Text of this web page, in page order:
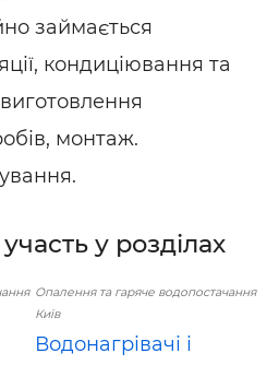
займається
кондиціювання та
монтаж.
у розділах
Опалення та гаряче водопостачання
Київ
Водонагрівачі і